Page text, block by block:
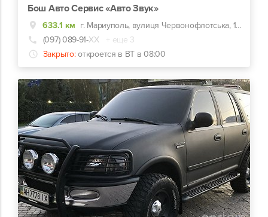
Бош Авто Сервис «Авто Звук»
633.1 км
г. Мариуполь, вулиця Червонофлотська, 127а, Конечная троллейбуса №1
(097) 089-91-ХХ
+ еще 3
Закрыто: откроется в ВТ в 08:00